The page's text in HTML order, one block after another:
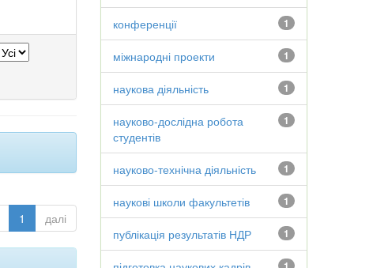
1 далі
1
конференції
1
міжнародні проекти
1
наукова діяльність
1
науково-дослідна робота
студентів
1
науково-технічна діяльність
1
наукові школи факультетів
1
публікація результатів НДР